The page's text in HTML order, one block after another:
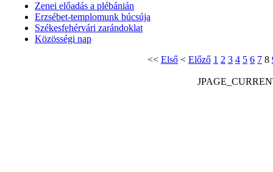
Zenei előadás a plébánián
Erzsébet-templomunk búcsúja
Székesfehérvári zarándoklat
Közösségi nap
<< Első < Előző 1 2 3 4 5 6 7 8